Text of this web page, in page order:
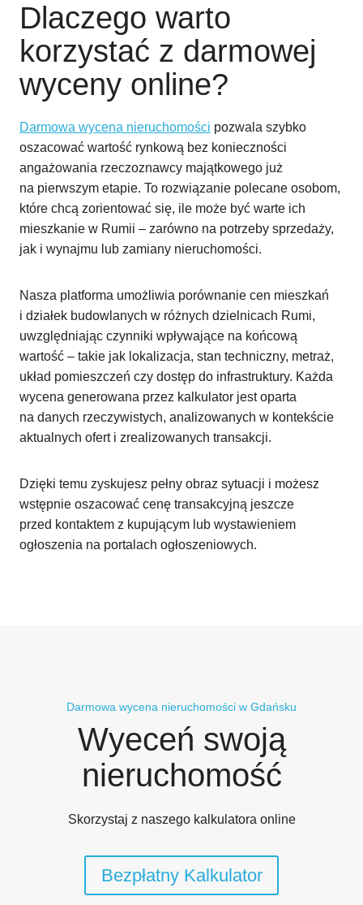
Dlaczego warto
korzystać z darmowej
wyceny online?
Darmowa wycena nieruchomości pozwala szybko
oszacować wartość rynkową bez konieczności
angażowania rzeczoznawcy majątkowego już
na pierwszym etapie. To rozwiązanie polecane osobom,
które chcą zorientować się, ile może być warte ich
mieszkanie w Rumii – zarówno na potrzeby sprzedaży,
jak i wynajmu lub zamiany nieruchomości.
Nasza platforma umożliwia porównanie cen mieszkań
i działek budowlanych w różnych dzielnicach Rumi,
uwzględniając czynniki wpływające na końcową
wartość – takie jak lokalizacja, stan techniczny, metraż,
układ pomieszczeń czy dostęp do infrastruktury. Każda
wycena generowana przez kalkulator jest oparta
na danych rzeczywistych, analizowanych w kontekście
aktualnych ofert i zrealizowanych transakcji.
Dzięki temu zyskujesz pełny obraz sytuacji i możesz
wstępnie oszacować cenę transakcyjną jeszcze
przed kontaktem z kupującym lub wystawieniem
ogłoszenia na portalach ogłoszeniowych.
Darmowa wycena nieruchomości w Gdańsku
Wyeceń swoją
nieruchomość
Skorzystaj z naszego kalkulatora online
Bezpłatny Kalkulator